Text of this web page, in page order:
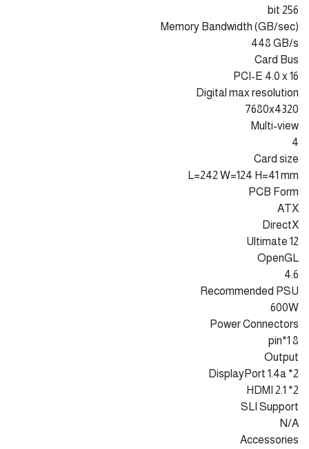
256 bit
Memory Bandwidth (GB/sec)
4‎48 GB/s
Card Bus
PCI-E 4.0 x 16
Digital max resolution
7680x4320
Multi-view
4
Card size
L=242 W=124 H=41 mm
PCB Form
ATX
DirectX
12 Ultimate
OpenGL
4.6
Recommended PSU
600W
Power Connectors
8 pin*1
Output
DisplayPort 1.4a *2
HDMI 2.1 *2
SLI Support
N/A
Accessories